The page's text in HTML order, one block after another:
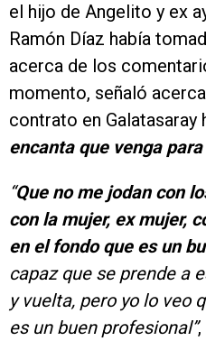
el hijo de Angelito y ex
Ramón Díaz había
acerca de los
momento, señaló
contrato en Galatasaray
encanta que venga para
“Que no me jodan con
con la mujer, ex mujer,
en el fondo que es un
capaz que se prende a
y vuelta, pero yo lo veo
es un buen profesional”